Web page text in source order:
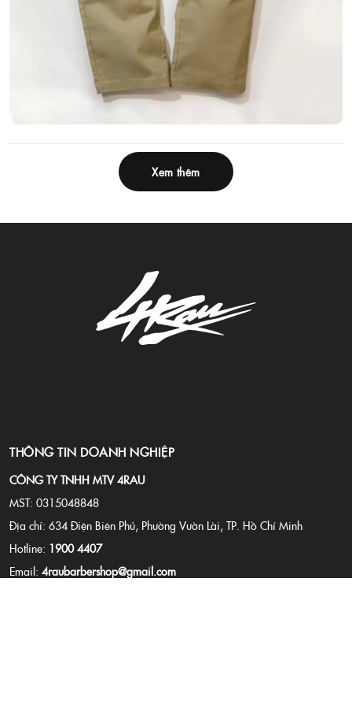
Xem thêm
THÔNG TIN DOANH NGHIỆP
CÔNG TY TNHH MTV 4RAU
MST: 0315048848
Địa chỉ: 634 Điện Biên Phủ, Phường Vườn Lài, TP. Hồ Chí Minh
Hotline: 1900 4407
Email: 4raubarbershop@gmail.com